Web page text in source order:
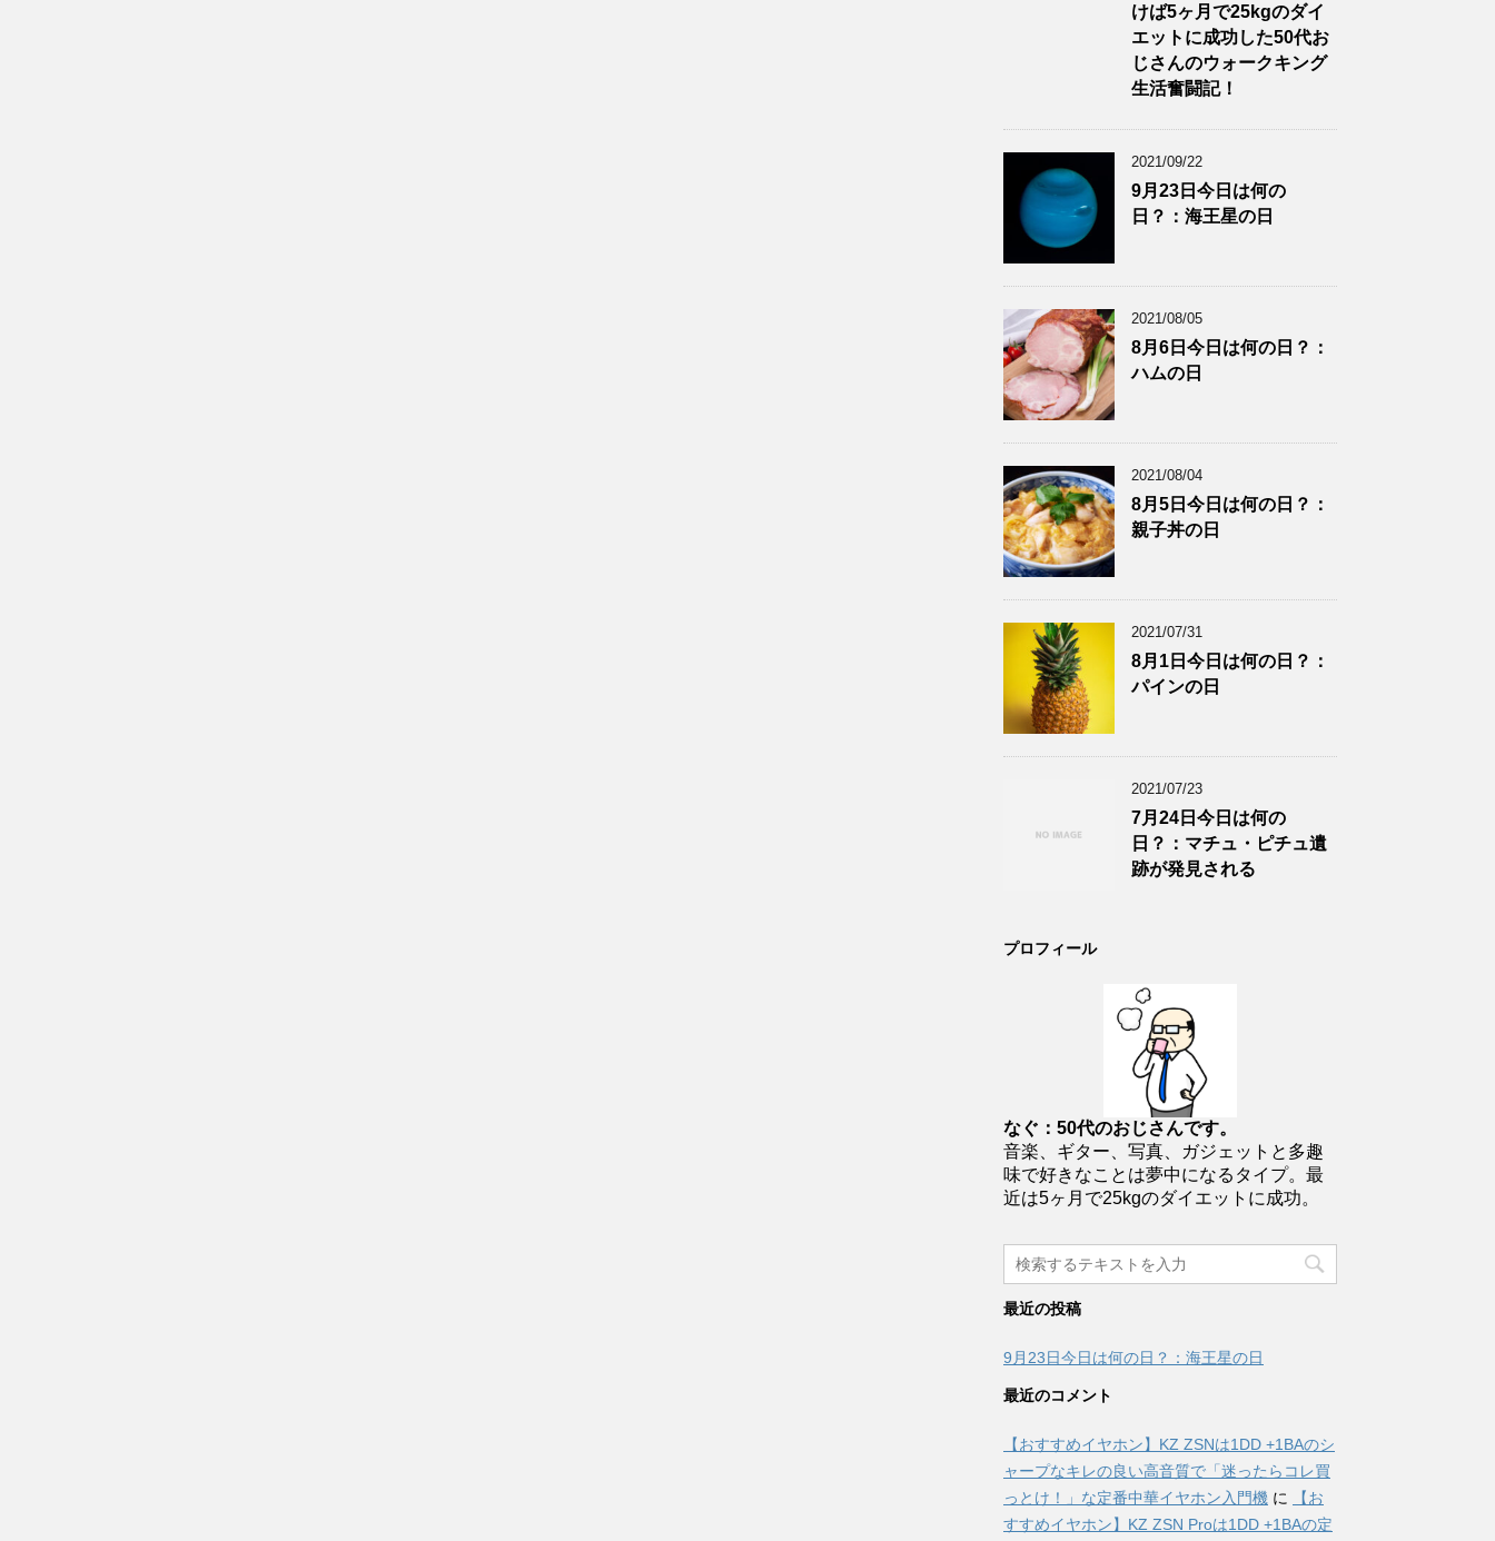
けば5ヶ月で25kgのダイ
エットに成功した50代お
じさんのウォークキング
生活奮闘記！
2021/09/22
9月23日今日は何の
日？：海王星の日
2021/08/05
8月6日今日は何の日？：
ハムの日
2021/08/04
8月5日今日は何の日？：
親子丼の日
2021/07/31
8月1日今日は何の日？：
パインの日
2021/07/23
7月24日今日は何の
日？：マチュ・ピチュ遺
跡が発見される
プロフィール
なぐ：50代のおじさんです。
音楽、ギター、写真、ガジェットと多趣
味で好きなことは夢中になるタイプ。最
近は5ヶ月で25kgのダイエットに成功。
最近の投稿
9月23日今日は何の日？：海王星の日
最近のコメント
【おすすめイヤホン】KZ ZSNは1DD +1BAのシ
ャープなキレの良い高音質で「迷ったらコレ買
っとけ！」な定番中華イヤホン入門機 に
【お
すすめイヤホン】KZ ZSN Proは1DD +1BAの定